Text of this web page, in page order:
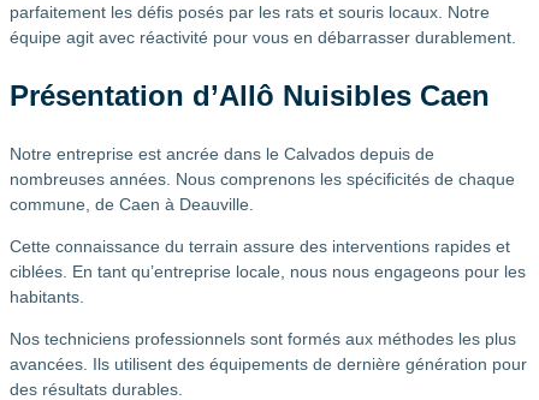
parfaitement les défis posés par les rats et souris locaux. Notre
équipe agit avec réactivité pour vous en débarrasser durablement.
Présentation d’Allô Nuisibles Caen
Notre entreprise est ancrée dans le Calvados depuis de
nombreuses années. Nous comprenons les spécificités de chaque
commune, de Caen à Deauville.
Cette connaissance du terrain assure des interventions rapides et
ciblées. En tant qu’entreprise locale, nous nous engageons pour les
habitants.
Nos techniciens professionnels sont formés aux méthodes les plus
avancées. Ils utilisent des équipements de dernière génération pour
des résultats durables.